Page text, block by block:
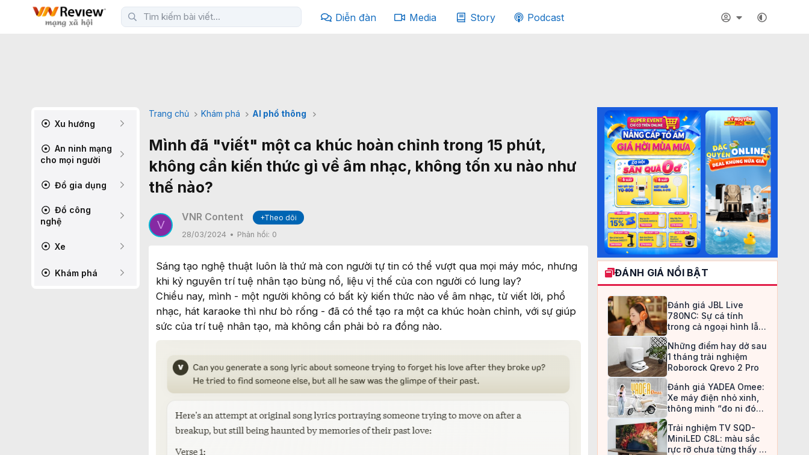
Diễn đàn Media Story Podcast
Xu hướng
An ninh mạng
cho mọi người
Đồ gia dụng
Đồ công
nghệ
Xe
Khám phá
Trang chủ Khám phá AI phổ thông
Mình đã "viết" một ca khúc hoàn chỉnh trong 15 phút,
không cần kiến thức gì về âm nhạc, không tốn xu nào như
thế nào?
V
VNR Content
+Theo dõi
28/03/2024
Phản hồi: 0
Sáng tạo nghệ thuật luôn là thứ mà con người tự tin có thể vượt qua mọi máy móc, nhưng
khi kỷ nguyên trí tuệ nhân tạo bùng nổ, liệu vị thế của con người có lung lay?
Chiều nay, mình - một người không có bất kỳ kiến thức nào về âm nhạc, từ viết lời, phổ
nhạc, hát karaoke thì như bò rống - đã có thể tạo ra một ca khúc hoàn chỉnh, với sự giúp
sức của trí tuệ nhân tạo, mà không cần phải bỏ ra đồng nào.
ĐÁNH GIÁ NỔI BẬT
Đánh giá JBL Live
780NC: Sự cá tính
trong cả ngoại hình lẫn
Những điểm hay dở sau
1 tháng trải nghiệm
Roborock Qrevo 2 Pro
Đánh giá YADEA Omee:
Xe máy điện nhỏ xinh,
thông minh “đo ni đóng
Trải nghiệm TV SQD-
MiniLED C8L: màu sắc
rực rỡ chưa từng thấy ở